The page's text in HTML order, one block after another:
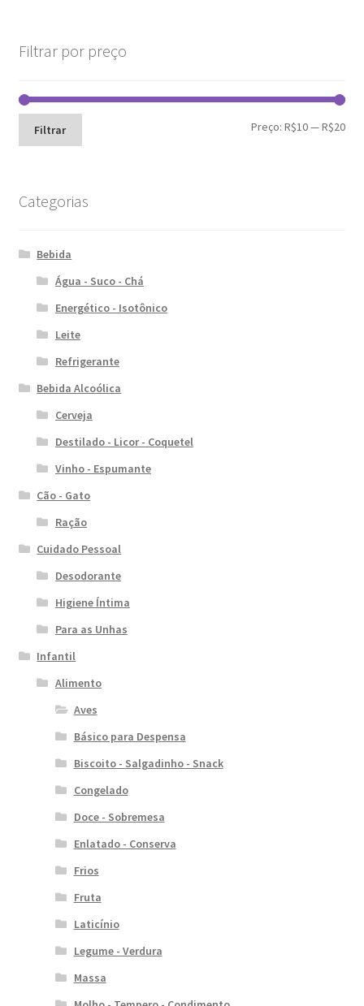
Filtrar por preço
Filtrar Preço:R$10—R$20
Categorias
Bebida
Água - Suco - Chá
Energético - Isotônico
Leite
Refrigerante
Bebida Alcoólica
Cerveja
Destilado - Licor - Coquetel
Vinho - Espumante
Cão - Gato
Ração
Cuidado Pessoal
Desodorante
Higiene Íntima
Para as Unhas
Infantil
Alimento
Aves
Básico para Despensa
Biscoito - Salgadinho - Snack
Congelado
Doce - Sobremesa
Enlatado - Conserva
Frios
Fruta
Laticínio
Legume - Verdura
Massa